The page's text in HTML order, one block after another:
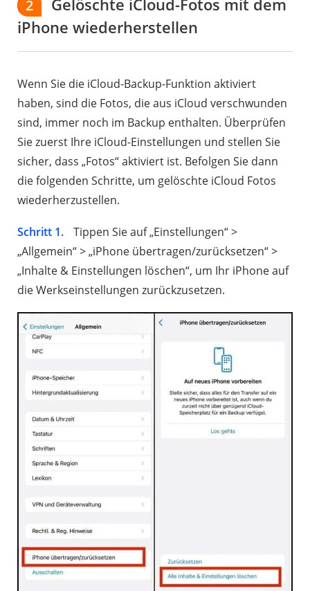
2
Gelöschte iCloud-Fotos mit dem
iPhone wiederherstellen
Wenn Sie die iCloud-Backup-Funktion aktiviert
haben, sind die Fotos, die aus iCloud verschwunden
sind, immer noch im Backup enthalten. Überprüfen
Sie zuerst Ihre iCloud-Einstellungen und stellen Sie
sicher, dass „Fotos“ aktiviert ist. Befolgen Sie dann
die folgenden Schritte, um gelöschte iCloud Fotos
wiederherzustellen.
Schritt 1.
Tippen Sie auf „Einstellungen“ >
„Allgemein“ > „iPhone übertragen/zurücksetzen“ >
„Inhalte & Einstellungen löschen“, um Ihr iPhone auf
die Werkseinstellungen zurückzusetzen.